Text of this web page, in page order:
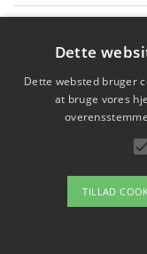
vores perspektiv
Om /
Dette
Dette websted bruger
at bruge vores
TILLAD